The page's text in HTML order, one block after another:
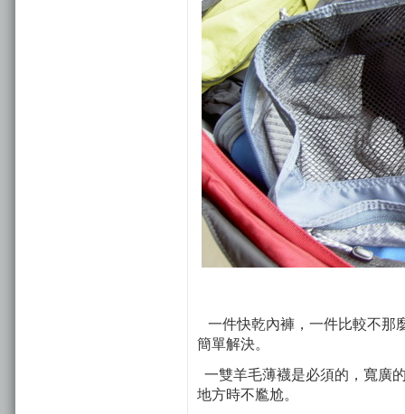
一件快乾內褲，一件比較不那
簡單解決。
一雙羊毛薄襪是必須的，寬廣
地方時不尷尬。